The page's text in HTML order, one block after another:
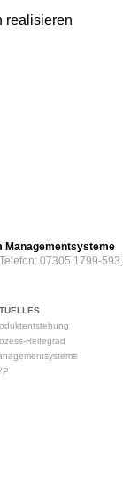
realisieren
Managementsysteme
07305 1799-
Reifegrad